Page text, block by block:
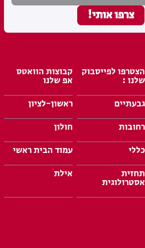
הצטרפו לפייסבוק
שלנו :
קבוצות הוואטס
אפ שלנו
גבעתיים
ראשון-לציון
רחובות
חולון
כללי
עמוד הבית ראשי
תחזית
אסטרולוגית
אילת